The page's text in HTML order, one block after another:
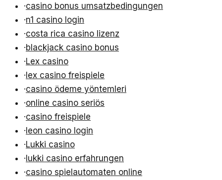
·casino bonus umsatzbedingungen
·n1 casino login
·costa rica casino lizenz
·blackjack casino bonus
·Lex casino
·lex casino freispiele
·casino ödeme yöntemleri
·online casino seriös
·casino freispiele
·leon casino login
·Lukki casino
·lukki casino erfahrungen
·casino spielautomaten online